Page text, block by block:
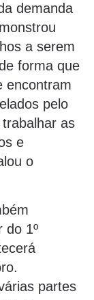
demanda
a serem
forma que
encontram
pelo
as
e
o
do 1º
partes